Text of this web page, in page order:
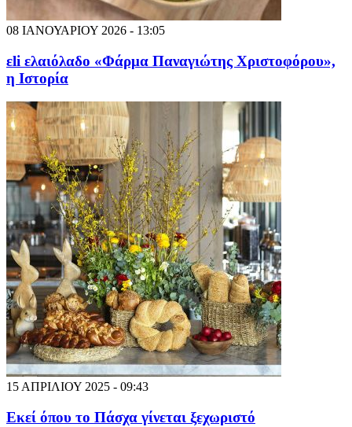
08 ΙΑΝΟΥΑΡΙΟΥ 2026 - 13:05
εli ελαιόλαδο «Φάρμα Παναγιώτης Χριστοφόρου»,
η Ιστορία
15 ΑΠΡΙΛΙΟΥ 2025 - 09:43
Εκεί όπου το Πάσχα γίνεται ξεχωριστό